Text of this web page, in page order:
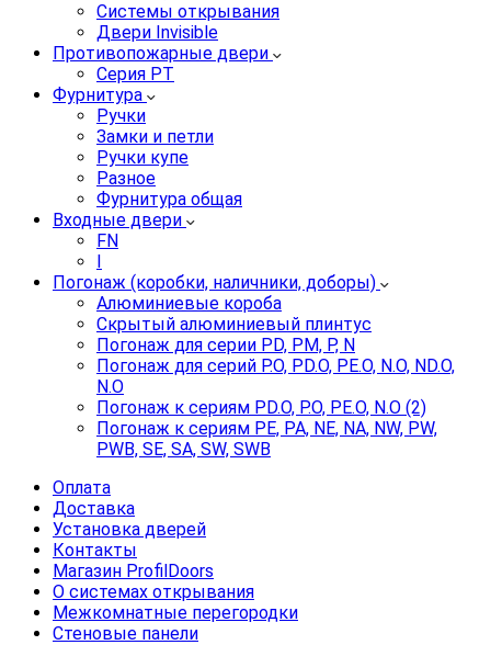
Системы открывания
Двери Invisible
Противопожарные двери
Серия PT
Фурнитура
Ручки
Замки и петли
Ручки купе
Разное
Фурнитура общая
Входные двери
FN
I
Погонаж (коробки, наличники, доборы)
Алюминиевые короба
Скрытый алюминиевый плинтус
Погонаж для серии PD, PM, P, N
Погонаж для серий P.O, PD.O, PE.O, N.O, ND.O,
N.O
Погонаж к сериям PD.O, P.O, PE.O, N.O (2)
Погонаж к сериям PE, PA, NE, NA, NW, PW,
PWB, SE, SA, SW, SWB
Оплата
Доставка
Установка дверей
Контакты
Магазин ProfilDoors
О системах открывания
Межкомнатные перегородки
Стеновые панели